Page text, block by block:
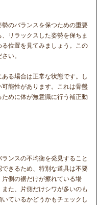
のバランスを保つための重要
リラックスした姿勢を保ちま
位置を見てみましょう。この
い。
る場合は正常な状態です。し
能性があります。これは骨盤
めに体が無意識に行う補正動
ンスの不均衡を発見すること
きるため、特別な道具は不要
側の裾だけが擦れている場
た、片側だけシワが多いのも
ているかどうかもチェックし